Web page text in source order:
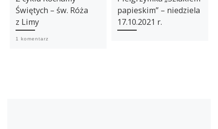
Świętych – św. Róża
z Limy
1 komentarz
papieskim” – niedziela
17.10.2021 r.